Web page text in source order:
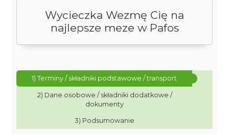
Wycieczka Wezmę Cię na
najlepsze meze w Pafos
1) Terminy / składniki podstawowe / transport
2) Dane osobowe / składniki dodatkowe /
dokumenty
3) Podsumowanie